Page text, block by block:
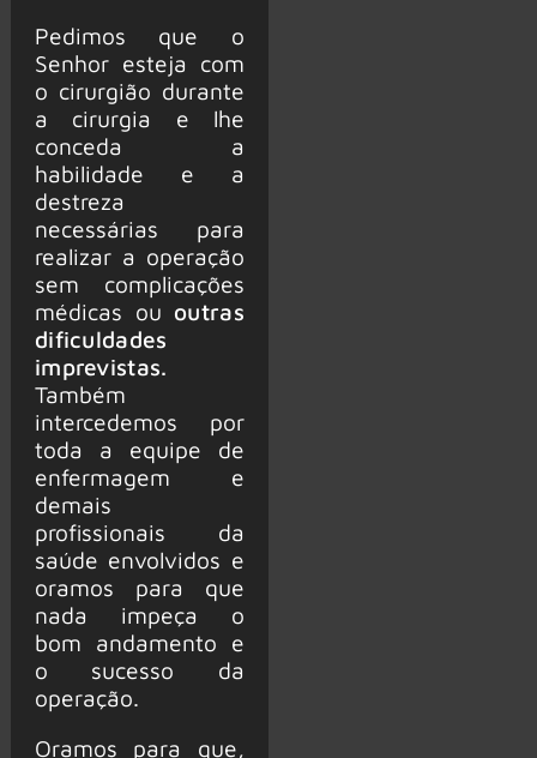
Pedimos que o
Senhor esteja com
o cirurgião durante
a cirurgia e lhe
conceda a
habilidade e a
destreza
necessárias para
realizar a operação
sem complicações
médicas ou outras
dificuldades
imprevistas.
Também
intercedemos por
toda a equipe de
enfermagem e
demais
profissionais da
saúde envolvidos e
oramos para que
nada impeça o
bom andamento e
o sucesso da
operação.
Oramos para que,